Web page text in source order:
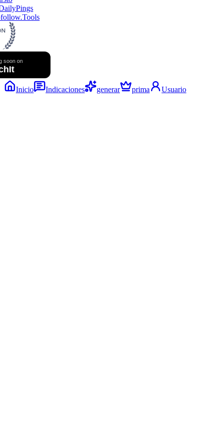
Inicio Indicaciones generar prima Usuario